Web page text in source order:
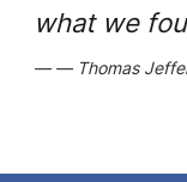
what we
Thomas